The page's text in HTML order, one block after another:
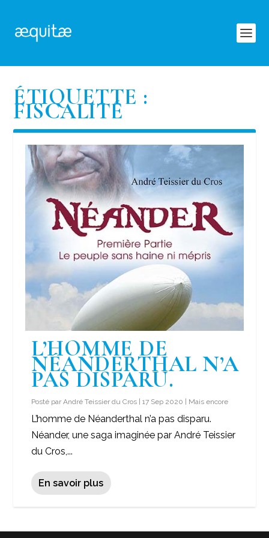
ÉTIQUETTE :
FISCALITÉ
L’HOMME DE
NÉANDERTHAL N’A
PAS DISPARU.
Posté parAndré Teissier du Cros |17 Sep 2020 | Mais encore
L’homme de Néanderthal n’a pas disparu.
Néander, une saga imaginée par André Teissier
du Cros,...
En savoir plus